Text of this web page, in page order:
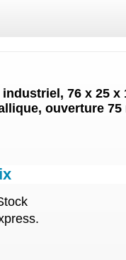
76 x 25 x
ouverture 75